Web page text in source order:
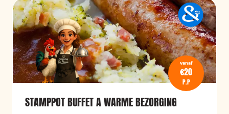
vanaf
€20
P.P
STAMPPOT BUFFET A WARME BEZORGING